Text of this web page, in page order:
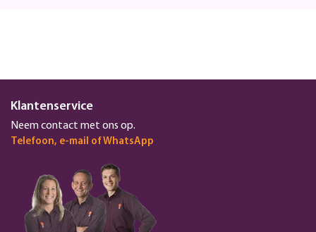
Klantenservice
Neem contact met ons op.
Telefoon, e-mail of WhatsApp